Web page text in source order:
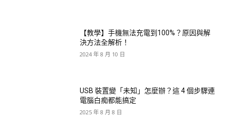
【教學】手機無法充電到100%？原因與解
決方法全解析！
2024 年 8 月 10 日
USB 裝置變「未知」怎麼辦？這 4 個步驟連
電腦白痴都能搞定
2025 年 8 月 8 日